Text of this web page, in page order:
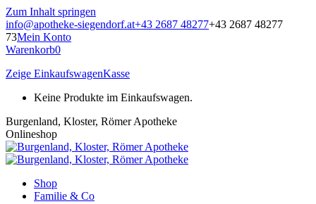
Zum Inhalt springen
info@apotheke-siegendorf.at+43 2687 48277+43 2687 48277
73Mein Konto
Warenkorb0
Zeige EinkaufswagenKasse
Keine Produkte im Einkaufswagen.
Burgenland, Kloster, Römer Apotheke
Onlineshop
Shop
Familie & Co